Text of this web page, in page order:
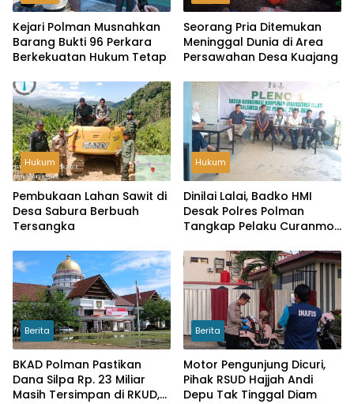
Kejari Polman Musnahkan
Barang Bukti 96 Perkara
Berkekuatan Hukum Tetap
Seorang Pria Ditemukan
Meninggal Dunia di Area
Persawahan Desa Kuajang
Hukum
Pembukaan Lahan Sawit di
Desa Sabura Berbuah
Tersangka
Hukum
Dinilai Lalai, Badko HMI
Desak Polres Polman
Tangkap Pelaku Curanmor
Berita
BKAD Polman Pastikan
Dana Silpa Rp. 23 Miliar
Masih Tersimpan di RKUD,
Berita
Motor Pengunjung Dicuri,
Pihak RSUD Hajjah Andi
Depu Tak Tinggal Diam